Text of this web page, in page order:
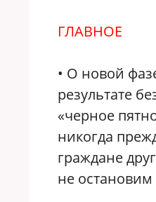
ГЛАВНОЕ
• О новой
результате
«черное
никогда
граждане
не остановим